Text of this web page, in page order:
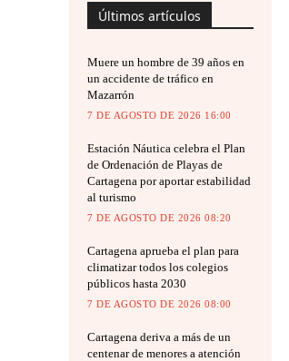
Últimos artículos
Muere un hombre de 39 años en
un accidente de tráfico en
Mazarrón
7 DE AGOSTO DE 2026 16:00
Estación Náutica celebra el Plan
de Ordenación de Playas de
Cartagena por aportar estabilidad
al turismo
7 DE AGOSTO DE 2026 08:20
Cartagena aprueba el plan para
climatizar todos los colegios
públicos hasta 2030
7 DE AGOSTO DE 2026 08:00
Cartagena deriva a más de un
centenar de menores a atención